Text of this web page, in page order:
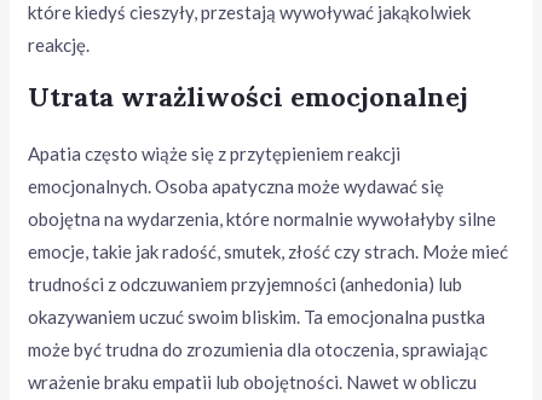
które kiedyś cieszyły, przestają wywoływać jakąkolwiek
reakcję.
Utrata wrażliwości emocjonalnej
Apatia często wiąże się z przytępieniem reakcji
emocjonalnych. Osoba apatyczna może wydawać się
obojętna na wydarzenia, które normalnie wywołałyby silne
emocje, takie jak radość, smutek, złość czy strach. Może mieć
trudności z odczuwaniem przyjemności (anhedonia) lub
okazywaniem uczuć swoim bliskim. Ta emocjonalna pustka
może być trudna do zrozumienia dla otoczenia, sprawiając
wrażenie braku empatii lub obojętności. Nawet w obliczu